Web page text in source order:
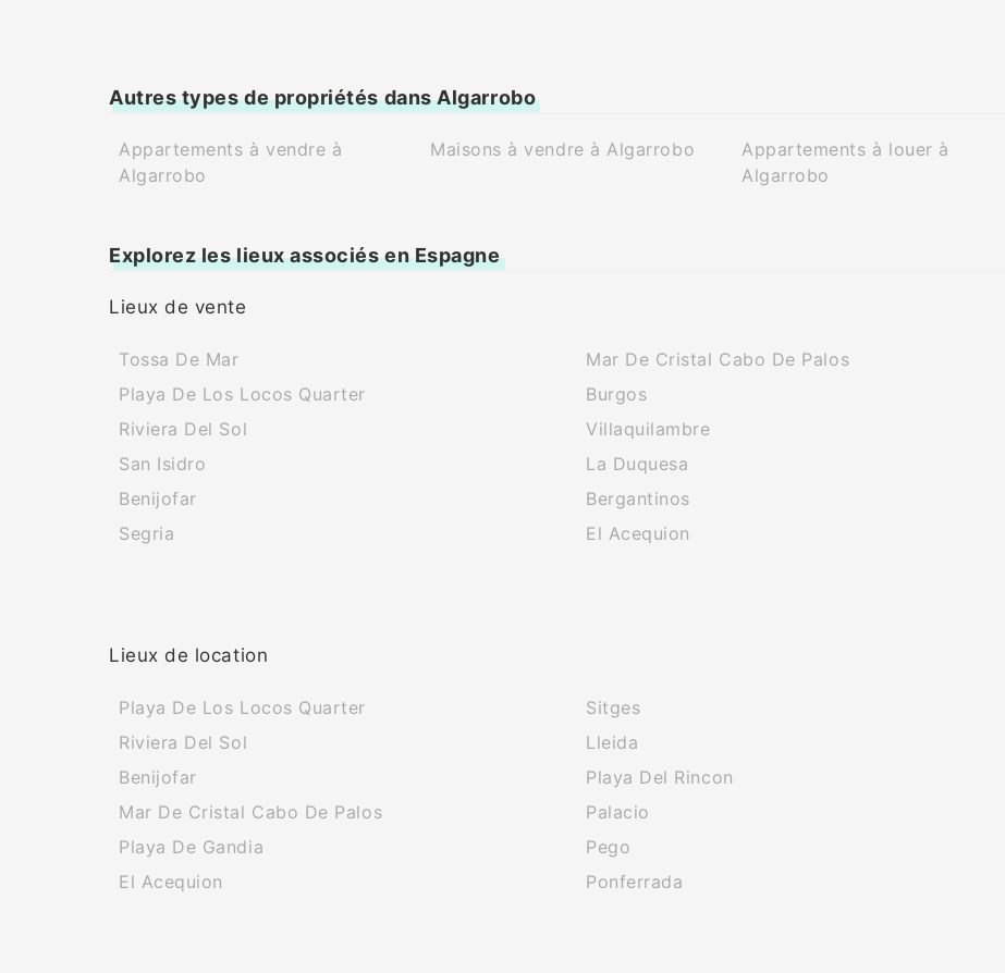
Autres types de propriétés dans Algarrobo
Appartements à vendre à
Algarrobo
Maisons à vendre à Algarrobo
Appartements à louer à
Algarrobo
Explorez les lieux associés en Espagne
Lieux de vente
Tossa De Mar
Playa De Los Locos Quarter
Riviera Del Sol
San Isidro
Benijofar
Segria
Mar De Cristal Cabo De Palos
Burgos
Villaquilambre
La Duquesa
Bergantinos
El Acequion
Lieux de location
Playa De Los Locos Quarter
Riviera Del Sol
Benijofar
Mar De Cristal Cabo De Palos
Playa De Gandia
El Acequion
Sitges
Lleida
Playa Del Rincon
Palacio
Pego
Ponferrada